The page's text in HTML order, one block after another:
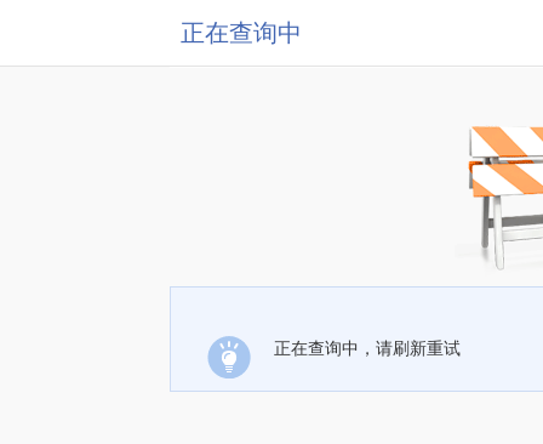
正在查询中
正在查询中，请刷新重试